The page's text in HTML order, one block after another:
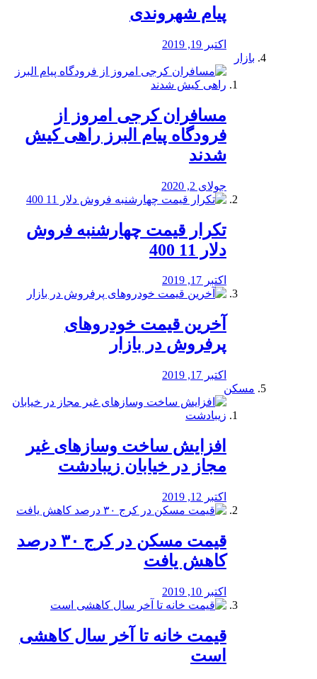
پیام شهروندی
اکتبر 19, 2019
بازار
مسافران کرجی امروز از
فرودگاه پیام البرز راهی کیش
شدند
جولای 2, 2020
تکرار قیمت چهارشنبه فروش
دلار 11 400
اکتبر 17, 2019
آخرین قیمت خودرو‌های
پرفروش در بازار
اکتبر 17, 2019
مسکن
افزایش ساخت وسازهای غیر
مجاز در خیابان زیبادشت
اکتبر 12, 2019
️قیمت مسکن در کرج ۳۰ درصد
کاهش یافت
اکتبر 10, 2019
قیمت خانه تا آخر سال کاهشی
است